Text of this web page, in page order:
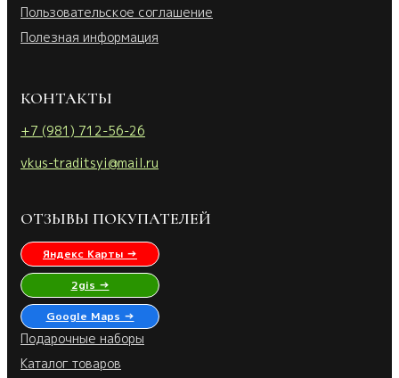
Пользовательское соглашение
Полезная информация
КОНТАКТЫ
+7 (981) 712-56-26
vkus-traditsyi@mail.ru
ОТЗЫВЫ ПОКУПАТЕЛЕЙ
Яндекс Карты →
2gis →
Google Maps →
Подарочные наборы
Каталог товаров